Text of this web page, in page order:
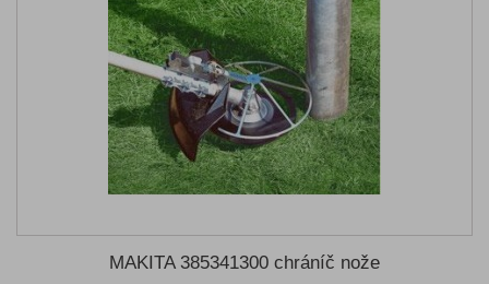
MAKITA 385341300 chráníč nože